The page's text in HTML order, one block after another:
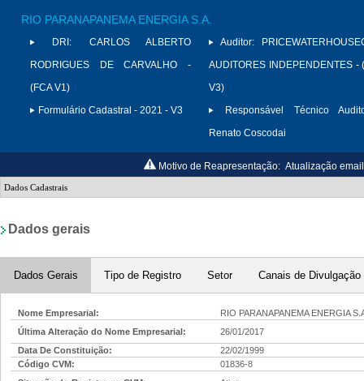
RIO PARANAPANEMA ENERGIA S.A.
DRI:
CARLOS ALBERTO
RODRIGUES DE CARVALHO -
(FCA V1)
Formulário Cadastral - 2021 - V3
Auditor:
AUDITORES INDEPENDENTES -
V3)
Responsável Técnico
Renato Coscodai
Motivo de Reapresentação: Atualização